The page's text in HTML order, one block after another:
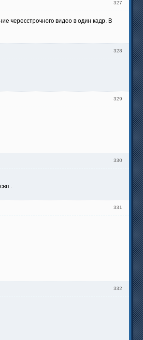
327
чересстрочного видео в один кадр. В
328
329
330
.
331
332